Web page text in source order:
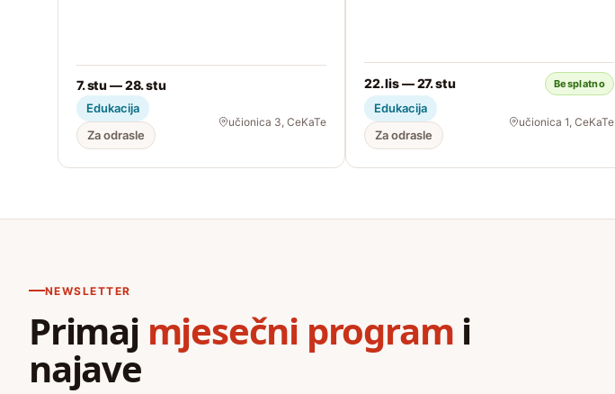
7. stu — 28. stu
Edukacija
Za odrasle
učionica 3, CeKaTe
22. lis — 27. stu Besplatno
Edukacija
Za odrasle
učionica 1, CeKaTe
NEWSLETTER
Primaj mjesečni program i
najave